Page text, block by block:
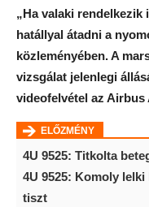
„Ha valaki
hatállyal átadni a
közleményében. A
vizsgálat jelenlegi
videofelvétel az Airbus
ELŐZMÉNY
4U 9525: Titkolta
4U 9525: Komoly
tiszt